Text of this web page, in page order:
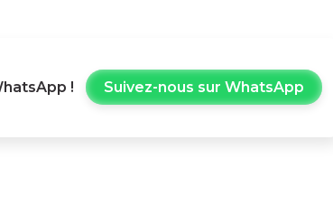
! Suivez-nous sur WhatsApp